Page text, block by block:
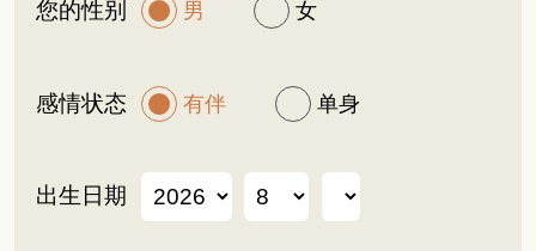
您的性别 男 女
感情状态 有伴 单身
出生日期